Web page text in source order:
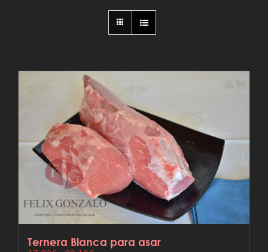
Ternera Blanca para asar